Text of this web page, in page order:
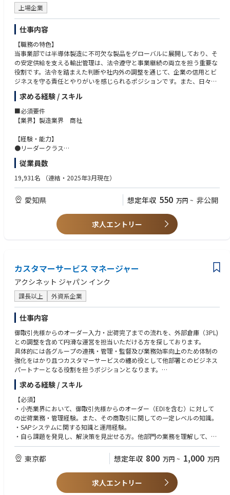
になります。
・多角化する事業のデリバリー統括へ
カケハシグループの事業拡大に伴い、管理するデバイスの種類や供給プロ
セスはさらに複雑化していきます。個別の運用管理に留まらず、グループ
全体のデリバリー体制を最適化する「共通基盤」の構築など、より難易度
の高い仕組みづくりに挑戦いただけるキャリアパスがあります。
方。
・全体最適の視点
前後の工程（企画・サポート）やグループ全体のバランスを俯瞰して判断
できる方。
・不確実性を楽しむ胆力
変化の激しい環境で、泥臭い実務と仕組みづくりを両立し、やり遂げられ
る方。
・チームへの貢献
個人の成果に固執せず、組織全体の生産性向上にコミットできる方。
上場企業
仕事内容
【職務の特色】
当事業部では半導体製造に不可欠な製品をグローバルに展開しており、そ
の安定供給を支える輸出管理は、法令遵守と事業継続の両立を担う重要な
役割です。法令を踏まえた判断や社内外の調整を通じて、企業の信用とビ
ジネスを守る責任とやりがいを感じられるポジションです。また、日々変
化する国際情勢や規制に対応する中で、専門性を高め続けられる環境があ
ります。幅広い経験を経て将来的には輸出管理体制の高度化やメンバーマ
ネジメントの中核として活躍いただくことを期待しています。また、キャ
リアの1例としてマーケティング・予算管理・営業DXなど幅広い領域で事
【職務の概要 】
する統制業務を担っていただきます。当社が大切にする”信頼”を支える仕
事です。
担当業務・管轄は通関士の資格を活かした実務や、物流改善の実務を担う
のではなく、安全保障貿易管理の事務局や受注出荷業務や予算等を担う営
業部バックオフィス部門の一員として、「輸出管理・業務推進」を担って
【業務の詳細】
当部署には輸出管理の専門家が在籍しておりますので、専門知識を学びつ
つ、今までの経験を活かし幅広い業務を習得いただくことを想定しており
ます。
所属勤務地は名古屋市ですが、引継ぎや業務習得のため入社後半年～1年
は週2～3回ほど知多事業所に出社いただく可能性がございます。
具体的な業務内容は下記です。
＜安全保障貿易管理＞
・事業部の事務局として、輸出管理に関する統制体制の維持・運用（教
育・周知含む）
・法令に基づく輸出可否および輸出許可要否の判定
・法令対応における関連部門との連携・調整
・規制動向の把握および社内ルール・運用の整備・改善
・監査対応および輸出許可申請業務
＜チームマネジメント・業務推進＞
・受注／輸出手配を担う営業事務メンバーの業務支援および課題解決
・輸送キャリアとの折衝、進捗管理
・業務プロセスの標準化および効率化の推進
・関係部門と連携した安定的なオペレーション体制の構築
【求める人物像】
対応が求められます。こうした状況下でも主体的に考え、関係者を巻き込
みながら解決・調整を推進できる方を求めております。
求める経験 / スキル
■必須要件
【業界】製造業界 商社
【経験・能力】
●リーダークラス
・社内外との折衝・調整業務経験（職種不問）：10年以上
・貿易実務、物流、または輸出入に関する業務経験（職種不問）：3年以
上
・安全保障貿易管理の事務局や営業部バックオフィス部門の一員として職
域を広げる意思のある方
※主務以外でも可。例）海外営業として一部輸出業務を担当。企業法務と
して法令に関わる書類対応経験など
上
・管理職もしくはチームorプロジェクトリーダーとして該当業務を牽引し
たご経験：5年以上
【経験年数】min.社会人経験10年以上、該当業務3年以上
■歓迎要件
【業界】半導体、電子部品、製造業いずれかの業界経験者
【職種】国際貿易、購買/資材調達、物流企画/物流管理、法人営業、企業
法務
【知識】
・貿易、物流、サプライチェーンに関する知識
・安全保障貿易管理（輸出規制）に関する知識
・国際取引や海外ビジネスに関わる知識
【経験・能力】
・貿易実務、物流、または輸出入に関する実務経験
・安全保障貿易管理（該非判定、輸出許可申請等）の知識または実務経験
・フォワーダーや輸送キャリアとの折衝・調整経験
・法令対応やコンプライアンス関連業務の経験
・業務プロセスの改善や標準化に取り組んだ経験
・英語を用いた業務経験（メール・文書翻訳対応レベル）
従業員数
19,931名 （連結・2025年3月現在）
愛知県 想定年収 550 万円 ~ 非公開
求人エントリー
カスタマーサービス マネージャー
アクシネット ジャパン インク
課長以上 外資系企業
仕事内容
御取引先様からのオーダー入力・出荷完了までの流れを、外部倉庫（3PL)
との調整を含めて円滑な運営を担当いただける方を探しております。
具体的には各グループの連携・管理・監督及び業務効率向上のため体制の
強化をはかり且つカスタマーサービスの纏め役として他部署とのビジネス
パートナーとなる役割を担うポジションとなります。
大きな区分けとしては、A.在庫品オーダーの入力出荷対応（EDIを含む）、
B.カスタム ボール・クラブの入力・出荷対応、C.御取引先様との各種ドキ
ュメント管理・お客様相談管理となっており、社内のセールス・サプライ
チェーン・ITチームとも協業しながら、Operational Excellenceの確立をめ
ざすポジションです
カスタマーサービス部の各グループの統括しながら、業務効率向上のため
1）メンバーの管理監督・コーチング
2) 問題が発生した際のエスカレーション・ポイントとして関係各部署と調
整・解決をはかる。
3)月次で処理件数などに関するレポートを作成しチームのパフォーマンス
を把握したうえで更なる業務改善をはかる。
求める経験 / スキル
【必須】
・小売業界において、御取引先様からのオーダー（EDIを含む）に対して
の出荷業務・管理経験。また、その商取引に関しての一定レベルの知識。
・SAPシステムに関する知識と運用経験。
・自ら課題を発見し、解決策を見出せる方。他部門の業務を理解して、オ
ペレーション改善が出来る経験・スキル。
・様々な緊急対応が必要な案件に対して、前向きに冷静に対応出来る姿
勢。
・それぞれのグループメンバーのパフォーマンスを分析・評価し、改善の
ための課題・アクションを提示したチーム マネージメント経験。
東京都 想定年収 800 万円 ~ 1,000 万円
求人エントリー